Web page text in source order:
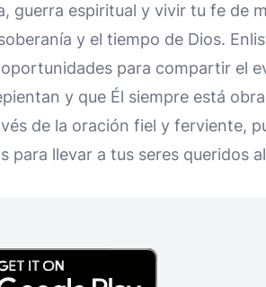
guerra espiritual y vivir tu fe de
y el tiempo de Dios.
para compartir el
y que Él siempre está
de la oración fiel y ferviente,
para llevar a tus seres queridos